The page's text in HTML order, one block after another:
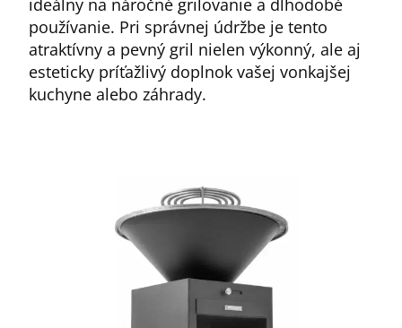
používanie. Pri správnej údržbe je tento
atraktívny a pevný gril nielen výkonný, ale aj
esteticky príťažlivý doplnok vašej vonkajšej
kuchyne alebo záhrady.